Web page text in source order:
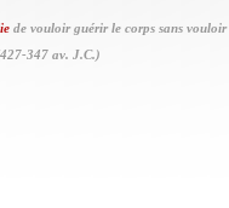
de vouloir guérir le corps sans
347 av. J.C.)